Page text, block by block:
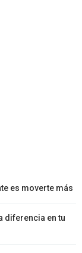
es moverte más
diferencia en tu